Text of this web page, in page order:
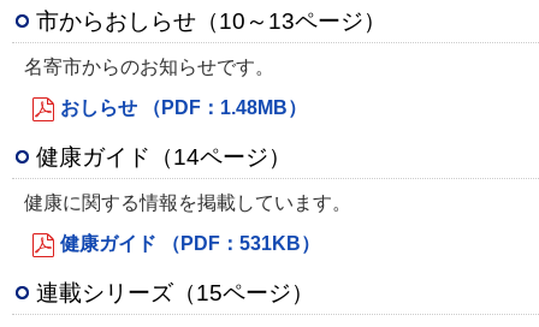
市からおしらせ（10～13ページ）
名寄市からのお知らせです。
おしらせ （PDF：1.48MB）
健康ガイド（14ページ）
健康に関する情報を掲載しています。
健康ガイド （PDF：531KB）
連載シリーズ（15ページ）